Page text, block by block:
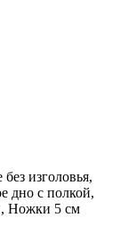
изголовья,
дно с полкой,
Ножки 5 см